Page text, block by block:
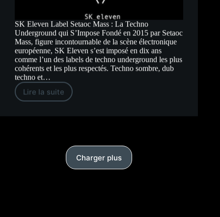
SK Eleven Label Setaoc Mass : La Techno
Underground qui S’Impose Fondé en 2015 par Setaoc
Mass, figure incontournable de la scène électronique
européenne, SK Eleven s’est imposé en dix ans
comme l’un des labels de techno underground les plus
cohérents et les plus respectés. Techno sombre, dub
techno et…
Lire la suite
SK
Eleven
Techno
Underground
S’Impose
Charger plus